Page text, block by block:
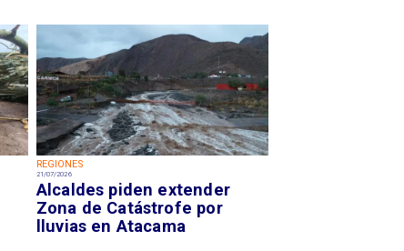
REGIONES
21/07/2026
Alcaldes piden extender
Zona de Catástrofe por
lluvias en Atacama